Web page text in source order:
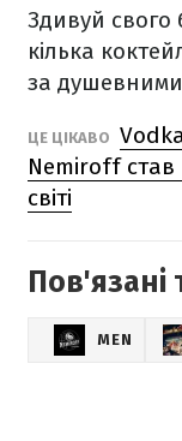
Здивуй свого
кілька
за
ЦЕ ЦІКАВО
Nemiroff
світі
Пов'язані
MEN